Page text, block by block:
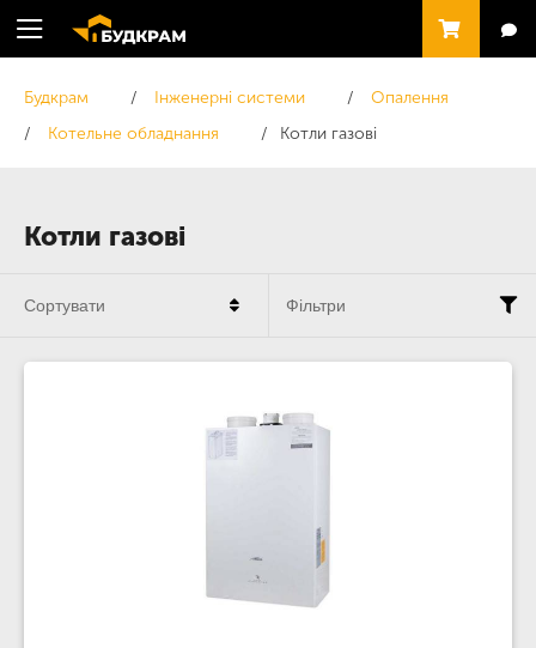
Котли газові
Будкрам Інженерні системи
Опалення
Котельне обладнання
Котли газові
Сортувати Фільтри